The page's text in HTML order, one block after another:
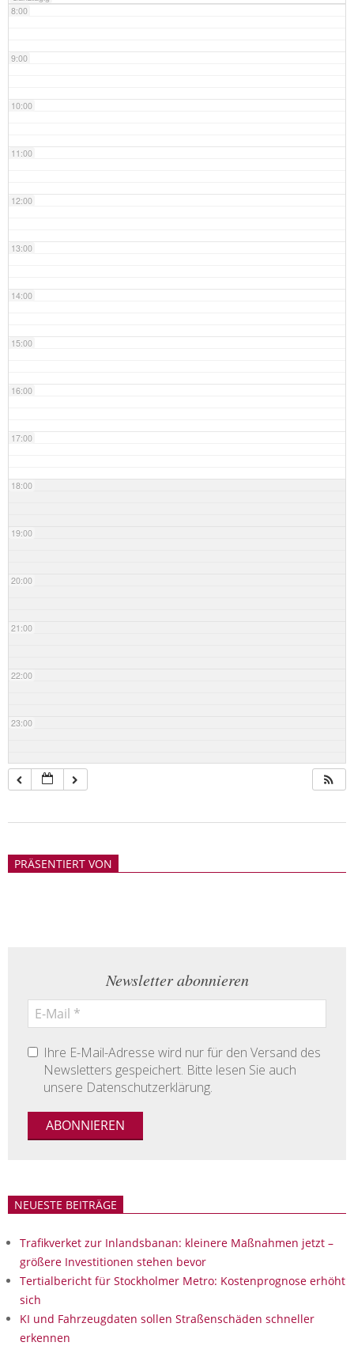
8:00
9:00
10:00
11:00
12:00
13:00
14:00
15:00
16:00
17:00
18:00
19:00
20:00
21:00
22:00
23:00
21PRÄSENTIERT VON
Newsletter abonnieren
Ihre E-Mail-Adresse wird nur für den Versand des
Newsletters gespeichert. Bitte lesen Sie auch
unsere Datenschutzerklärung.
NEUESTE BEITRÄGE
Trafikverket zur Inlandsbanan: kleinere Maßnahmen jetzt –
größere Investitionen stehen bevor
Tertialbericht für Stockholmer Metro: Kostenprognose erhöht
sich
KI und Fahrzeugdaten sollen Straßenschäden schneller
erkennen